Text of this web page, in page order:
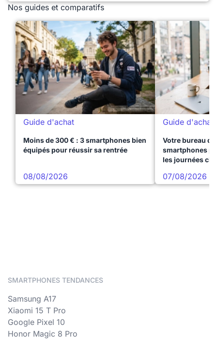
Nos guides et comparatifs
Guide d'achat
Moins de 300 € : 3 smartphones bien
équipés pour réussir sa rentrée
08/08/2026
Guide d'achat
Votre bureau
smartphones
les journées
07/08/2026
SMARTPHONES TENDANCES
Samsung A17
Xiaomi 15 T Pro
Google Pixel 10
Honor Magic 8 Pro